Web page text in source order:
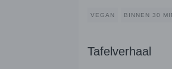
VEGAN BINNEN 30
Tafelverhaal